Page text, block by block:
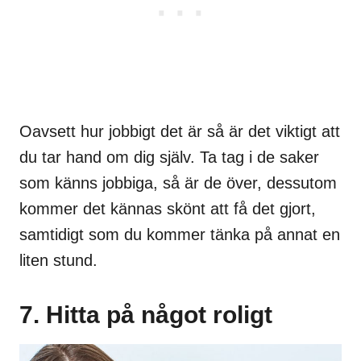
Oavsett hur jobbigt det är så är det viktigt att
du tar hand om dig själv. Ta tag i de saker
som känns jobbiga, så är de över, dessutom
kommer det kännas skönt att få det gjort,
samtidigt som du kommer tänka på annat en
liten stund.
7. Hitta på något roligt